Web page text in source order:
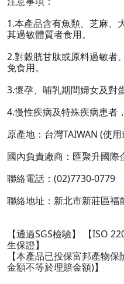
1.本產品含有魚類、芝麻、
其過敏體質者食用。
2.對穀胱甘肽或原料過敏者
免食用。
3.懷孕、哺乳期間婦女及對
4.慢性疾病及特殊疾病患者
原產地：台灣TAIWAN (使
國內負責廠商：匯聚升國際
聯絡電話：(02)7730-0779
聯絡地址：新北市新莊區
【通過SGS檢驗】 【ISO
生保證】
【本產品已投保富邦產物
金額不等於理賠金額)】